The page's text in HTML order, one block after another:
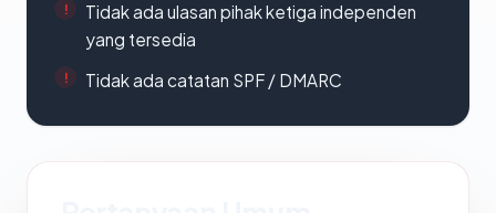
Tidak ada ulasan pihak ketiga independen
yang tersedia
Tidak ada catatan SPF / DMARC